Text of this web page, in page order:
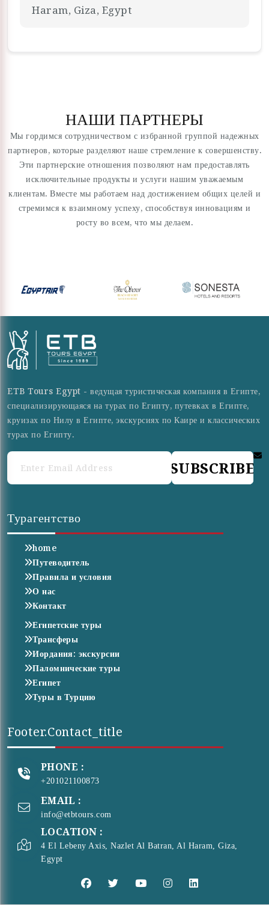
Haram, Giza, Egypt
НАШИ ПАРТНЕРЫ
Мы гордимся сотрудничеством с избранной группой надежных
партнеров, которые разделяют наше стремление к совершенству.
Эти партнерские отношения позволяют нам предоставлять
исключительные продукты и услуги нашим уважаемым
клиентам. Вместе мы работаем над достижением общих целей и
стремимся к взаимному успеху, способствуя инновациям и
росту во всем, что мы делаем.
ETB Tours Egypt - ведущая туристическая компания в Египте,
специализирующаяся на турах по Египту, путевках в Египте,
круизах по Нилу в Египте, экскурсиях по Каире и классических
турах по Египту.
SUBSCRIBE
Турагентство
home
Путеводитель
Правила и условия
О нас
Контакт
Египетские туры
Трансферы
Иордания: экскурсии
Паломнические туры
Египет
Туры в Турцию
Footer.contact_title
PHONE :
+201021100873
EMAIL :
info@etbtours.com
LOCATION :
4 El Lebeny Axis, Nazlet Al Batran, Al Haram, Giza,
Egypt